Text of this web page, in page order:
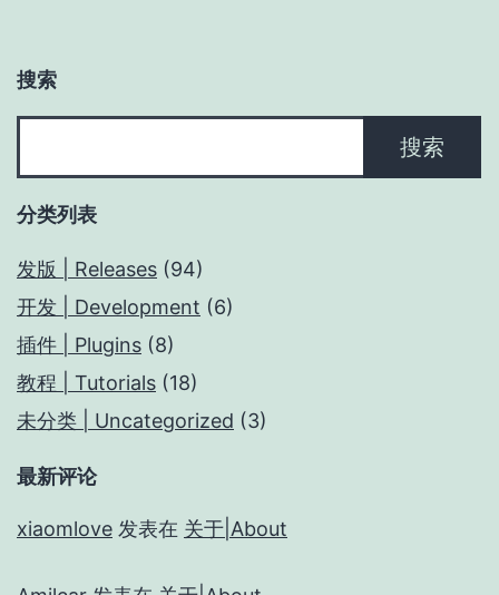
搜索
搜索
分类列表
发版 | Releases (94)
开发 | Development (6)
插件 | Plugins (8)
教程 | Tutorials (18)
未分类 | Uncategorized (3)
最新评论
xiaomlove 发表在 关于|About